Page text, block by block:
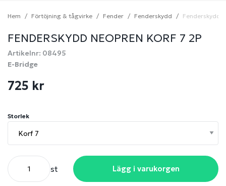
Hem Förtöjning & tågvirke Fender Fenderskydd Fenderskydd
FENDERSKYDD NEOPREN KORF 7 2P
Artikelnr: 08495
E-Bridge
725 kr
Storlek
st Lägg i varukorgen